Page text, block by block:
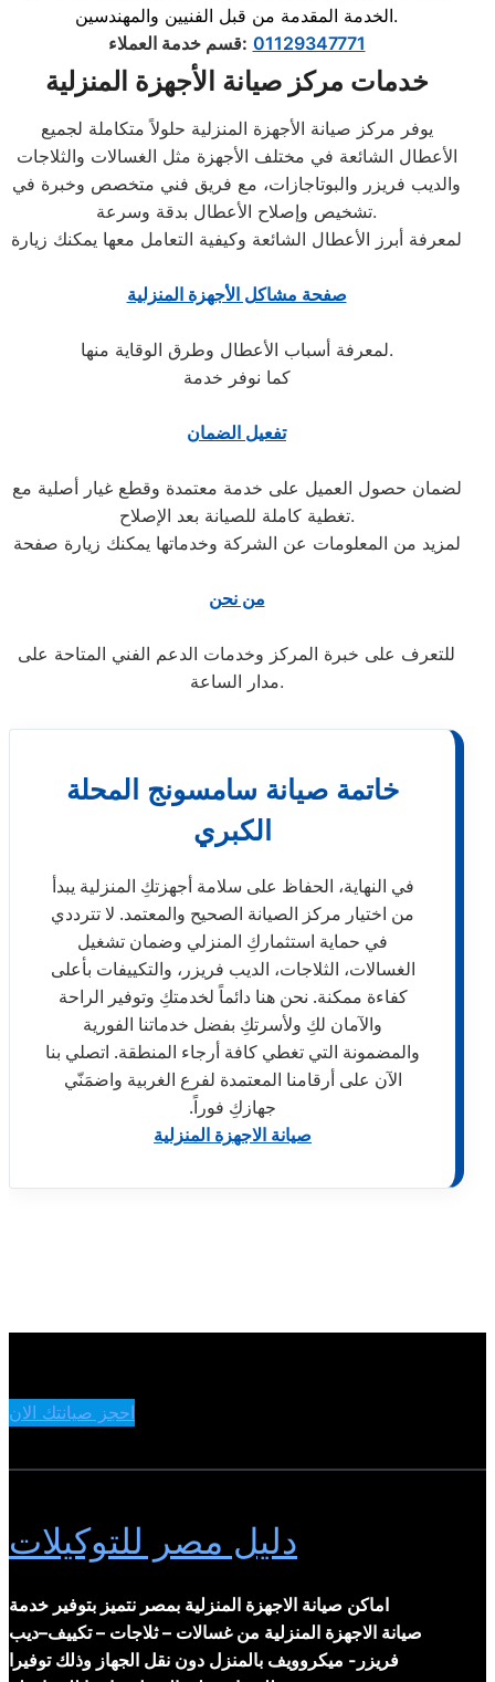
الخدمة المقدمة من قبل الفنيين والمهندسين.
قسم خدمة العملاء: 01129347771
خدمات مركز صيانة الأجهزة المنزلية
يوفر مركز صيانة الأجهزة المنزلية حلولاً متكاملة لجميع
الأعطال الشائعة في مختلف الأجهزة مثل الغسالات والثلاجات
والديب فريزر والبوتاجازات، مع فريق فني متخصص وخبرة في
تشخيص وإصلاح الأعطال بدقة وسرعة.
لمعرفة أبرز الأعطال الشائعة وكيفية التعامل معها يمكنك زيارة
صفحة مشاكل الأجهزة المنزلية
لمعرفة أسباب الأعطال وطرق الوقاية منها.
كما نوفر خدمة
تفعيل الضمان
لضمان حصول العميل على خدمة معتمدة وقطع غيار أصلية مع
تغطية كاملة للصيانة بعد الإصلاح.
لمزيد من المعلومات عن الشركة وخدماتها يمكنك زيارة صفحة
من نحن
للتعرف على خبرة المركز وخدمات الدعم الفني المتاحة على
مدار الساعة.
خاتمة صيانة سامسونج المحلة
الكبري
في النهاية، الحفاظ على سلامة أجهزتكِ المنزلية يبدأ
من اختيار مركز الصيانة الصحيح والمعتمد. لا تترددي
في حماية استثماركِ المنزلي وضمان تشغيل
الغسالات، الثلاجات، الديب فريزر، والتكييفات بأعلى
كفاءة ممكنة. نحن هنا دائماً لخدمتكِ وتوفير الراحة
والآمان لكِ ولأسرتكِ بفضل خدماتنا الفورية
والمضمونة التي تغطي كافة أرجاء المنطقة. اتصلي بنا
الآن على أرقامنا المعتمدة لفرع الغربية واضمَنّي
جهازكِ فوراً.
صيانة الاجهزة المنزلية
احجز صيانتك الان
دليل مصر للتوكيلات
اماكن صيانة الاجهزة المنزلية بمصر نتميز بتوفير خدمة
صيانة الاجهزة المنزلية من غسالات – ثلاجات – تكييف–ديب
فريزر- ميكروويف بالمنزل دون نقل الجهاز وذلك توفيرا